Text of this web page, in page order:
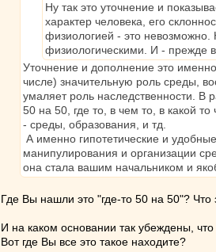
Ну так это уточнение и
характер человека, его
физиологией - это
физиологическими. И - прежде
Уточнение и дополнение это
числе) значительную роль среды,
умаляет роль наследственности. В
50 на 50, где то, в чем то, в какой
- среды, образования, и тд.
А именно гипотетические и
манипулирования и организации
она стала вашим начальником и
Где Вы нашли это "где-то 50 на 50"?
И на каком основании так убеждены,
Вот где Вы все это такое находите?